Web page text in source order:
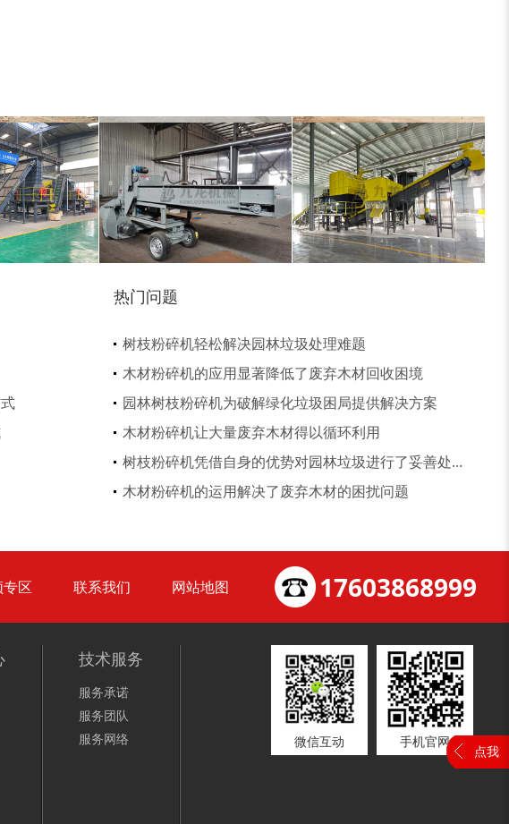
碎机 大型稻草捆撕碎机... 金属撕碎机
粉设备... 锯末粉碎机 大件垃圾处理设备...
机 切枝机 玉米秸秆粉碎机
碎机
热门问题
树枝粉碎机轻松解决园林垃圾处理难题
木材粉碎机的应用显著降低了废弃木材回收困境
园林树枝粉碎机为破解绿化垃圾困局提供解决方案
木材粉碎机让大量废弃木材得以循环利用
树枝粉碎机凭借自身的优势对园林垃圾进行了妥善处...
木材粉碎机的运用解决了废弃木材的困扰问题
区 联系我们 网站地图 17603868999
技术服务
服务承诺
服务团队
服务网络
微信互动 手机官网
点我